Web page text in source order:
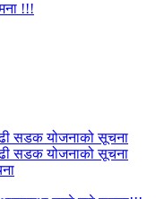
!!!
सडक योजनाको सूचना
सडक योजनाको सूचना